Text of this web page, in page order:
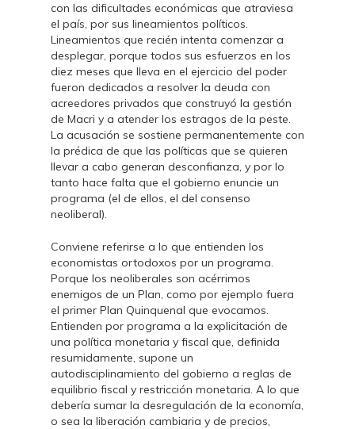
con las dificultades económicas que atraviesa
el país, por sus lineamientos políticos.
Lineamientos que recién intenta comenzar a
desplegar, porque todos sus esfuerzos en los
diez meses que lleva en el ejercicio del poder
fueron dedicados a resolver la deuda con
acreedores privados que construyó la gestión
de Macri y a atender los estragos de la peste.
La acusación se sostiene permanentemente con
la prédica de que las políticas que se quieren
llevar a cabo generan desconfianza, y por lo
tanto hace falta que el gobierno enuncie un
programa (el de ellos, el del consenso
neoliberal).
Conviene referirse a lo que entienden los
economistas ortodoxos por un programa.
Porque los neoliberales son acérrimos
enemigos de un Plan, como por ejemplo fuera
el primer Plan Quinquenal que evocamos.
Entienden por programa a la explicitación de
una política monetaria y fiscal que, definida
resumidamente, supone un
autodisciplinamiento del gobierno a reglas de
equilibrio fiscal y restricción monetaria. A lo que
debería sumar la desregulación de la economía,
o sea la liberación cambiaria y de precios,